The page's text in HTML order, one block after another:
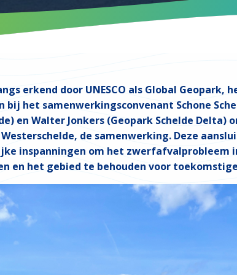
erkend door UNESCO als Global Geopark,
het samenwerkingsconvenant Schone
en Walter Jonkers (Geopark Schelde Delta)
de samenwerking. Deze
inspanningen om het zwerfafvalprobleem
en het gebied te behouden voor